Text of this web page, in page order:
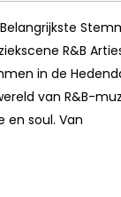
R&B
op
de
R&B
in de
van R&B-
soul. Van